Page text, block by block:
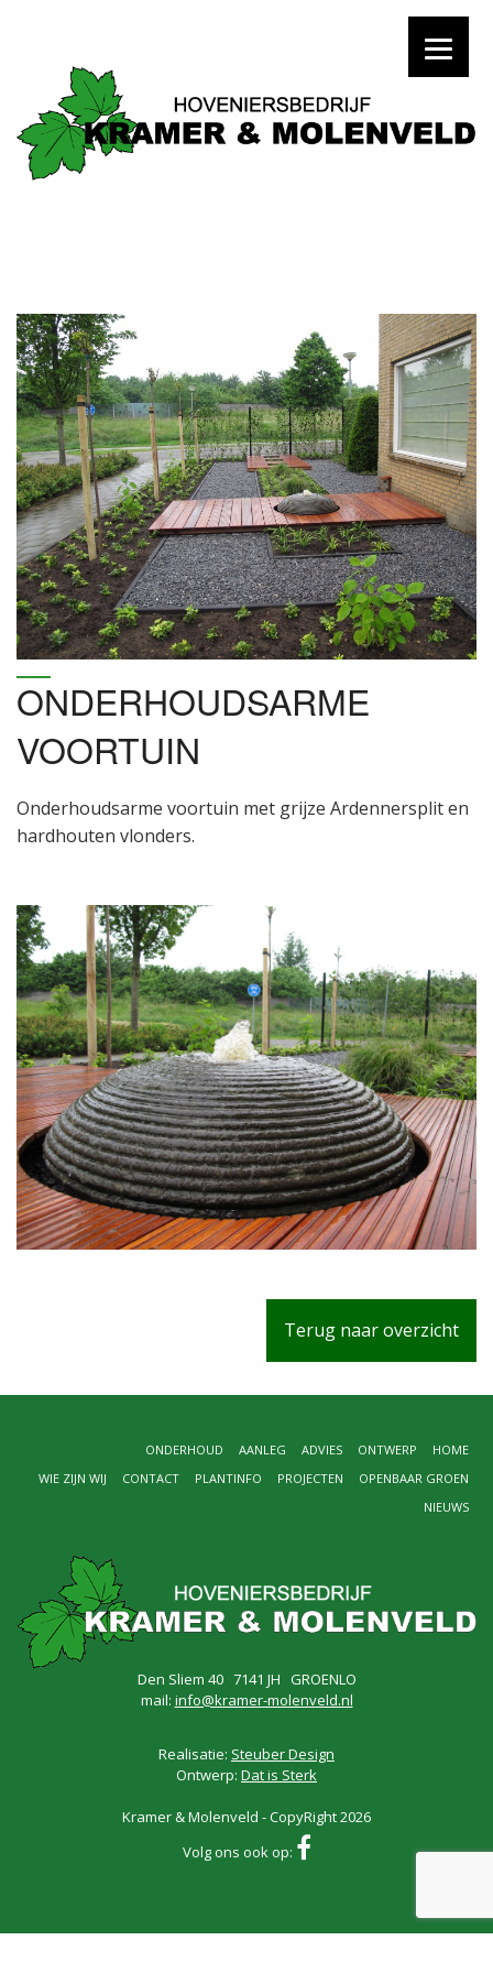
ONDERHOUDSARME
VOORTUIN
Onderhoudsarme voortuin met grijze Ardennersplit en
hardhouten vlonders.
Terug naar overzicht
HOME
ONTWERP
ADVIES
AANLEG
ONDERHOUD
OPENBAAR GROEN
PROJECTEN
PLANTINFO
CONTACT
WIE ZIJN WIJ
NIEUWS
Den Sliem 40 7141 JH GROENLO
mail: info@kramer-molenveld.nl
Realisatie: Steuber Design
Ontwerp: Dat is Sterk
Kramer & Molenveld - CopyRight 2026
Volg ons ook op: